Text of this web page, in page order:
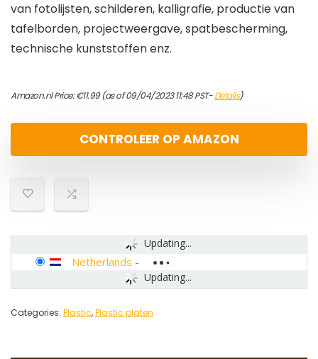
van fotolijsten, schilderen, kalligrafie, productie van
tafelborden, projectweergave, spatbescherming,
technische kunststoffen enz.
Amazon.nl Price:€11.99(as of 09/04/2023 11:48 PST-Details)
CONTROLEER OP AMAZON
Updating...
Updating...
Netherlands -
Categories: Plastic,Plastic platen